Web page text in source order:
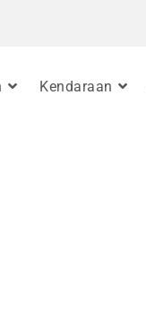
Kendaraan